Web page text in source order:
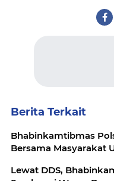
Berita Terkait
Bhabinkamtibmas
Bersama Masyarakat
Lewat DDS,